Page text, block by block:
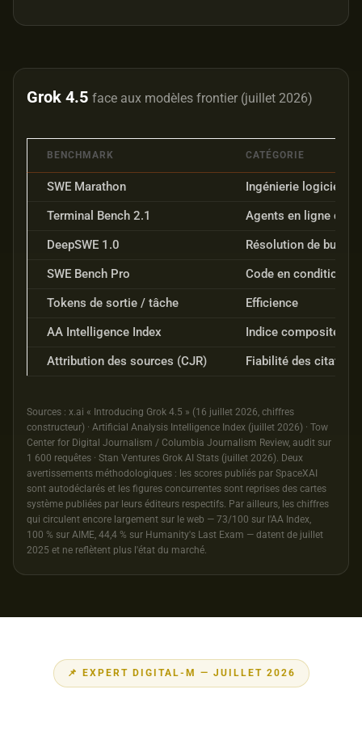
Grok 4.5 face aux modèles frontier (juillet 2026)
BENCHMARK CATÉGORIE
SWE Marathon
Ingénierie logicielle
Terminal Bench 2.1
Agents en ligne de
DeepSWE 1.0
Résolution de bugs
SWE Bench Pro
Code en conditions
Tokens de sortie / tâche
Efficience
AA Intelligence Index
Indice composite
Attribution des sources (CJR)
Fiabilité des citations
Sources : x.ai « Introducing Grok 4.5 » (16 juillet 2026, chiffres
constructeur) · Artificial Analysis Intelligence Index (juillet 2026) · Tow
Center for Digital Journalism / Columbia Journalism Review, audit sur
1 600 requêtes · Stan Ventures Grok AI Stats (juillet 2026). Deux
avertissements méthodologiques : les scores publiés par SpaceXAI
sont autodéclarés et les figures concurrentes sont reprises des cartes
système publiées par leurs éditeurs respectifs. Par ailleurs, les chiffres
qui circulent encore largement sur le web — 73/100 sur l'AA Index,
100 % sur AIME, 44,4 % sur Humanity's Last Exam — datent de juillet
2025 et ne reflètent plus l'état du marché.
📌 EXPERT DIGITAL-M — JUILLET 2026